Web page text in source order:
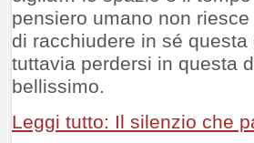
pensiero umano non
di racchiudere in sé
tuttavia perdersi in questa
bellissimo.
Leggi tutto: Il silenzio che